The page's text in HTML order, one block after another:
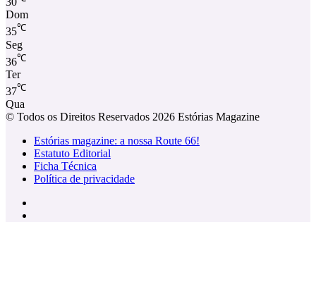
Dom
35℃
Seg
36℃
Ter
37℃
Qua
© Todos os Direitos Reservados 2026 Estórias Magazine
Estórias magazine: a nossa Route 66!
Estatuto Editorial
Ficha Técnica
Política de privacidade